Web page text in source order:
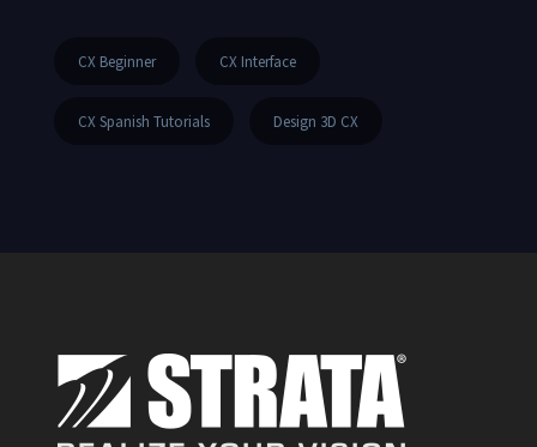
CX Beginner CX Interface
CX Spanish Tutorials Design 3D CX